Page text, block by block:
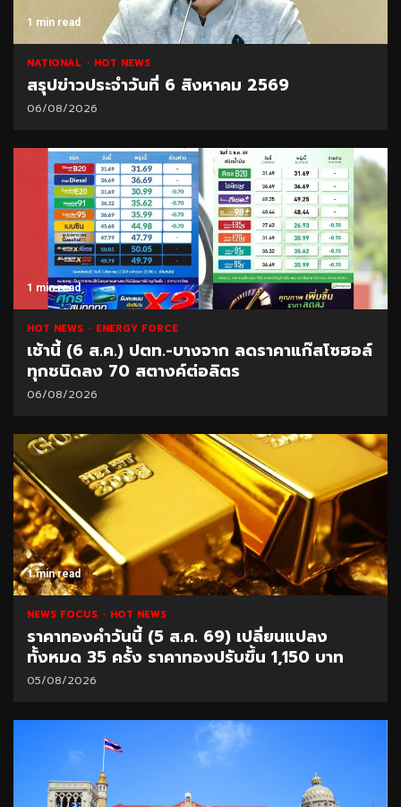
1 min read
NATIONAL HOT NEWS
สรุปข่าวประจำวันที่ 6 สิงหาคม 2569
06/08/2026
1 min read
HOT NEWS ENERGY FORCE
เช้านี้ (6 ส.ค.) ปตท.-บางจาก ลดราคาแก๊สโซฮอล์
ทุกชนิดลง 70 สตางค์ต่อลิตร
06/08/2026
1 min read
NEWS FOCUS HOT NEWS
ราคาทองคำวันนี้ (5 ส.ค. 69) เปลี่ยนแปลง
ทั้งหมด 35 ครั้ง ราคาทองปรับขึ้น 1,150 บาท
05/08/2026